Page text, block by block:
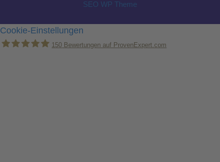
SEO WP Theme
Cookie-Einstellungen
150 Bewertungen auf ProvenExpert.com